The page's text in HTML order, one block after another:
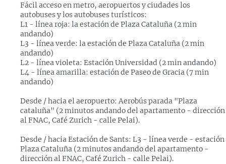
Fácil acceso en metro, aeropuertos y ciudades los
autobuses y los autobuses turísticos:
L1 - línea roja: la estación de Plaza Cataluña (2 min
andando)
L3 - línea verde: la estación de Plaza Cataluña (2 min
andando)
L2 - línea violeta: Estación Universidad (2 min andando)
L4 - línea amarilla: estación de Paseo de Gracia (7 min
andando)
Desde / hacia el aeropuerto: Aerobús parada "Plaza
cataluña" (2 minutos andando del apartamento - dirección
al FNAC, Café Zurich - calle Pelai).
Desde / hacia Estación de Sants: L3 - línea verde - estación
Plaza Cataluña (2 minutos andando del apartamento -
dirección al FNAC, Café Zurich - calle Pelai).